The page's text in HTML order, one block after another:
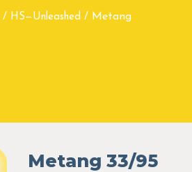
/ HS—Unleashed / Metang
Metang 33/95